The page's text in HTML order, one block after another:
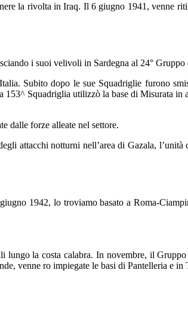
la rivolta in Iraq. Il 6 giugno 1941, venne
i suoi velivoli in Sardegna al 24° Gruppo
Subito dopo le sue Squadriglie furono
Squadriglia utilizzò la base di Misurata in
dalle forze alleate nel settore.
attacchi notturni nell’area di Gazala, l’unità
1942, lo troviamo basato a Roma-
la costa calabra. In novembre, il Gruppo
venne ro impiegate le basi di Pantelleria e in